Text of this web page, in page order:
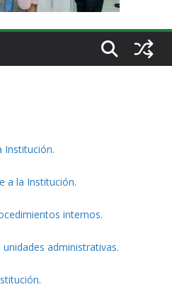
Institución.
a la Institución.
internos.
administrativas.